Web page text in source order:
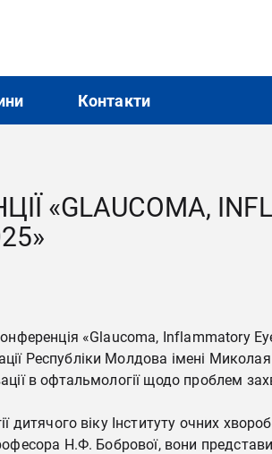
Контакти
«Glaucoma, Inflammatory
Республіки Молдова імені Миколая
в офтальмології щодо проблем
віку Інституту очних
Н.Ф. Бобрової, вони